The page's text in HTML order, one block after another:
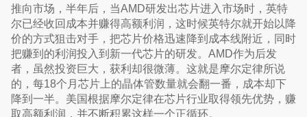
推向市场，半年后，当AMD研发出芯片进入市场时，英特
尔已经收回成本并赚得高额利润，这时候英特尔就开始以降
价的方式狙击对手，把芯片价格迅速降到成本线附近，同时
把赚到的利润投入到新一代芯片的研发。AMD作为后发
者，虽然投资巨大，获利却很微薄。这就是摩尔定律所说
的，每18个月芯片上的晶体管数量就会翻一番，成本却下
降到一半。美国根据摩尔定律在芯片行业取得领先优势，赚
取高额利润，并不断积累这样一个正循环。